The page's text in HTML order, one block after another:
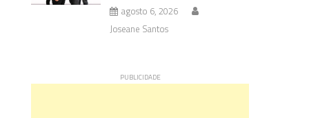
agosto 6, 2026
Joseane Santos